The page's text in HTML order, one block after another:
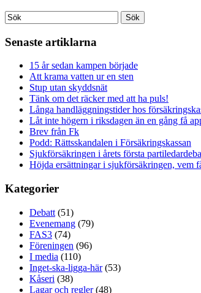
Senaste artiklarna
15 år sedan kampen började
Att krama vatten ur en sten
Stup utan skyddsnät
Tänk om det räcker med att ha puls!
Långa handläggningstider hos
Låt inte högern i riksdagen än en gång få
Brev från Fk
Podd: Rättsskandalen i Försäkringskassan
Sjukförsäkringen i årets första
Höjda ersättningar i sjukförsäkringen, vem
Kategorier
Debatt (51)
Evenemang (79)
FAS3 (74)
Föreningen (96)
I media (110)
Inget-ska-ligga-här(53)
Kåseri (38)
Lagar och regler(48)